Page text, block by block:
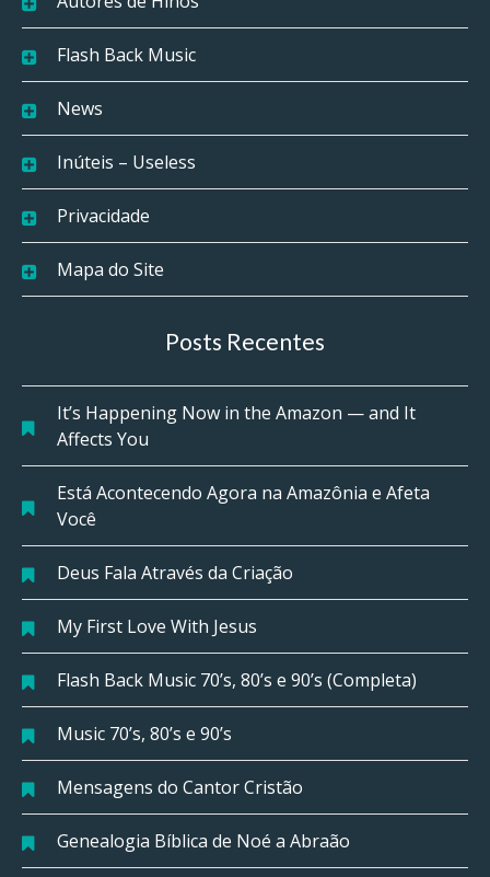
Flash Back Music
News
Inúteis – Useless
Privacidade
Mapa do Site
Posts Recentes
It’s Happening Now in the Amazon — and It
Affects You
Está Acontecendo Agora na Amazônia e Afeta
Você
Deus Fala Através da Criação
My First Love With Jesus
Flash Back Music 70’s, 80’s e 90’s (Completa)
Music 70’s, 80’s e 90’s
Mensagens do Cantor Cristão
Genealogia Bíblica de Noé a Abraão